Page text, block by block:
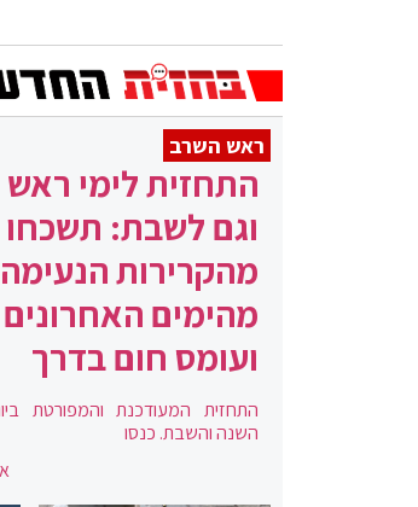
ראש השרב
התחזית לימי
וגם לשבת: תשכחו
מהקרירות הנעימה
מהימים
ועומס חום בדרך
התחזית המעודכנת והמפורטת
השנה והשבת. כנסו